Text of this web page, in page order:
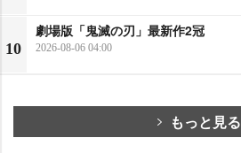
10
劇場版「鬼滅の刃」最新作2冠
2026-08-06 04:00
もっと見る